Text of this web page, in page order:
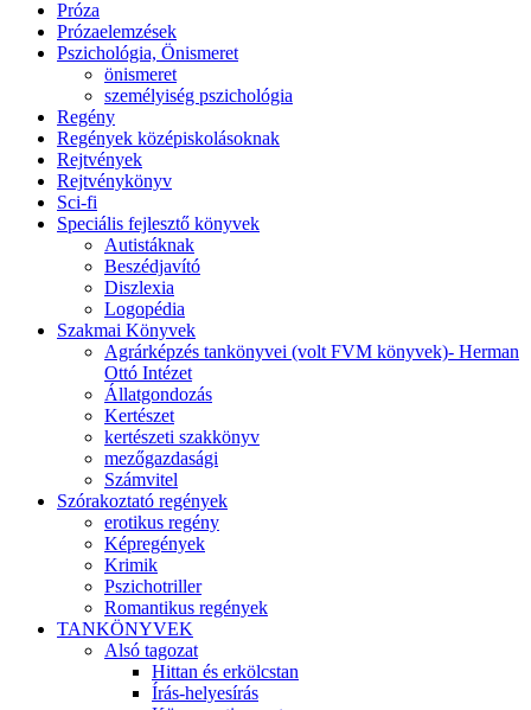
Próza
Prózaelemzések
Pszichológia, Önismeret
önismeret
személyiség pszichológia
Regény
Regények középiskolásoknak
Rejtvények
Rejtvénykönyv
Sci-fi
Speciális fejlesztő könyvek
Autistáknak
Beszédjavító
Diszlexia
Logopédia
Szakmai Könyvek
Agrárképzés tankönyvei (volt FVM könyvek)- Herman
Ottó Intézet
Állatgondozás
Kertészet
kertészeti szakkönyv
mezőgazdasági
Számvitel
Szórakoztató regények
erotikus regény
Képregények
Krimik
Pszichotriller
Romantikus regények
TANKÖNYVEK
Alsó tagozat
Hittan és erkölcstan
Írás-helyesírás